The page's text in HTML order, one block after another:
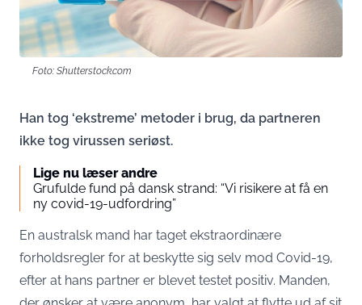
Foto: Shutterstock.com
Han tog ‘ekstreme’ metoder i brug, da partneren
ikke tog virussen seriøst.
Lige nu læser andre
Grufulde fund på dansk strand: “Vi risikere at få en
ny covid-19-udfordring”
En australsk mand har taget ekstraordinære
forholdsregler for at beskytte sig selv mod Covid-19,
efter at hans partner er blevet testet positiv. Manden,